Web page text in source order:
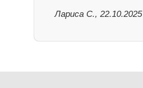
Лариса С., 22.10.2025